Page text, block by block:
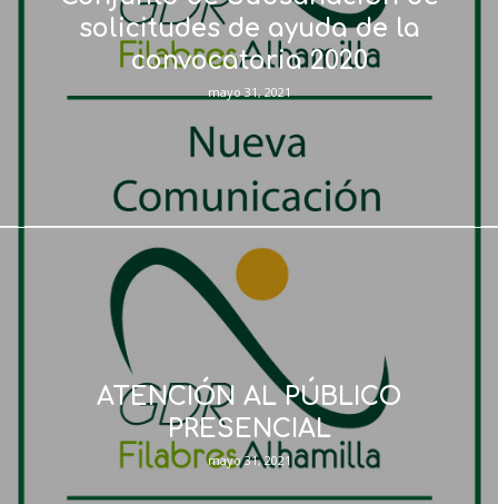
solicitudes de ayuda de la
convocatoria 2020
mayo 31, 2021
ATENCIÓN AL PÚBLICO
PRESENCIAL
mayo 31, 2021